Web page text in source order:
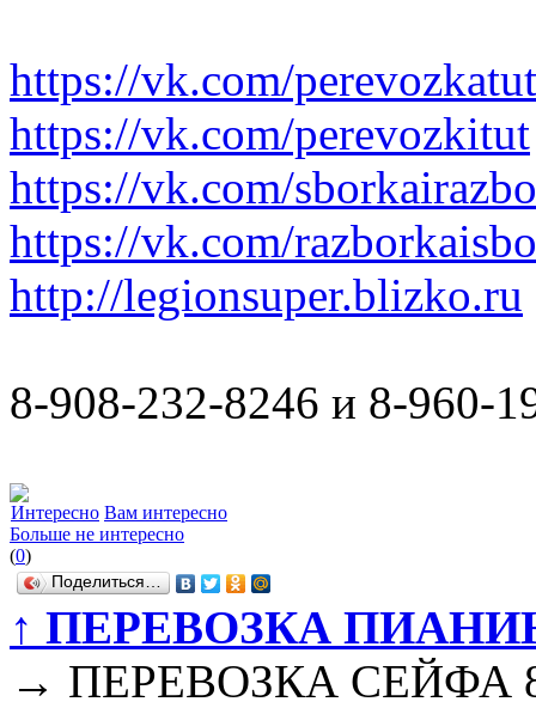
https://vk.com/perevozkatut
https://vk.com/perevozkitut
https://vk.com/
https://vk.com/
http://legionsuper.blizko.ru
8-908-232-8246 и 8-960-
Интересно Вам интересно
Больше не интересно
(0)
Поделиться…
↑ ПЕРЕВОЗКА
→ ПЕРЕВОЗКА СЕЙФА 8-